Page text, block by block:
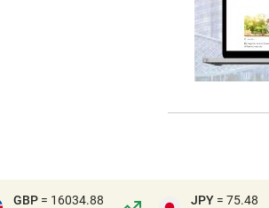
GBP = 16034.88
JPY = 75.48